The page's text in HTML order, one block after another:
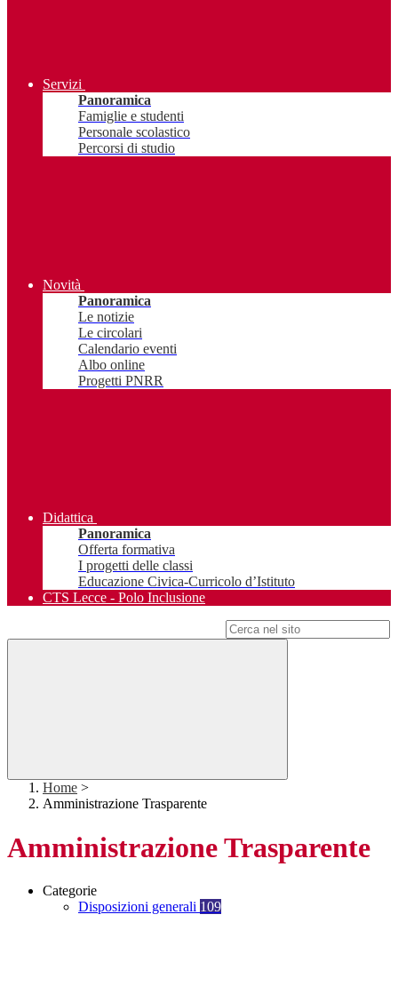
Servizi
Panoramica
Famiglie e studenti
Personale scolastico
Percorsi di studio
Novità
Panoramica
Le notizie
Le circolari
Calendario eventi
Albo online
Progetti PNRR
Didattica
Panoramica
Offerta formativa
I progetti delle classi
Educazione Civica-Curricolo d’Istituto
CTS Lecce - Polo Inclusione
Home >
Amministrazione Trasparente
Amministrazione Trasparente
Categorie
Disposizioni generali 109